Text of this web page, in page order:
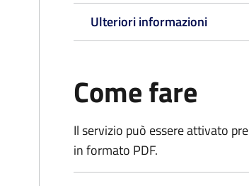
Ulteriori informazioni
Come fare
Il servizio può essere attivato
in formato PDF.